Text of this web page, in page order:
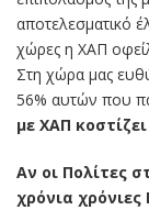
αποτελεσματικό
χώρες η ΧΑΠ
Στη χώρα μας
56% αυτών που
με ΧΑΠ
Αν οι Πολίτες
χρόνια